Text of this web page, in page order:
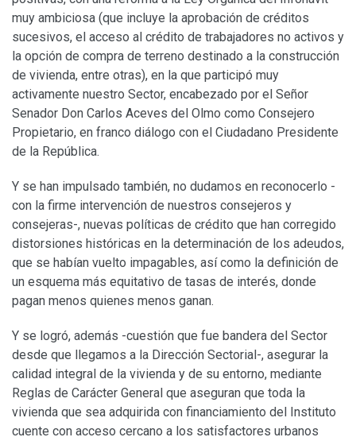
muy ambiciosa (que incluye la aprobación de créditos
sucesivos, el acceso al crédito de trabajadores no activos y
la opción de compra de terreno destinado a la construcción
de vivienda, entre otras), en la que participó muy
activamente nuestro Sector, encabezado por el Señor
Senador Don Carlos Aceves del Olmo como Consejero
Propietario, en franco diálogo con el Ciudadano Presidente
de la República.
Y se han impulsado también, no dudamos en reconocerlo -
con la firme intervención de nuestros consejeros y
consejeras-, nuevas políticas de crédito que han corregido
distorsiones históricas en la determinación de los adeudos,
que se habían vuelto impagables, así como la definición de
un esquema más equitativo de tasas de interés, donde
pagan menos quienes menos ganan.
Y se logró, además -cuestión que fue bandera del Sector
desde que llegamos a la Dirección Sectorial-, asegurar la
calidad integral de la vivienda y de su entorno, mediante
Reglas de Carácter General que aseguran que toda la
vivienda que sea adquirida con financiamiento del Instituto
cuente con acceso cercano a los satisfactores urbanos